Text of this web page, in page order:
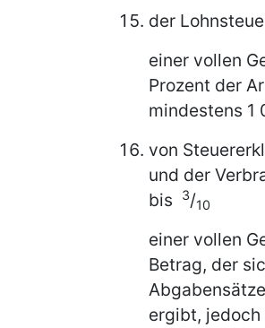
der
einer vollen
Prozent der
mindestens 1
von
und der
bis 3/10
einer vollen
Betrag, der
ergibt, jedoch